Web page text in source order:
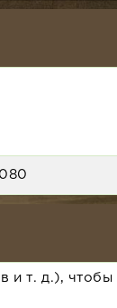
и т. д.), чтобы